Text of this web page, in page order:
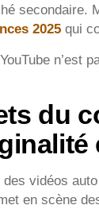
secondaire.
2025 qui
n’est
du
vidéos
en scène